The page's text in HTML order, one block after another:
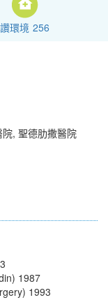
讚環境 256
, 聖德肋撒醫院
1987
1993